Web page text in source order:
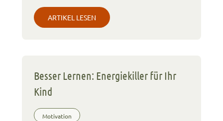
ARTIKEL LESEN
Besser Lernen: Energiekiller für Ihr
Kind
Motivation